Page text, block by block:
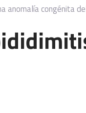
anomalía congénita